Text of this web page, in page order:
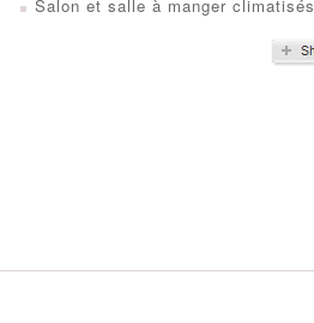
Salon et salle à manger climatisés